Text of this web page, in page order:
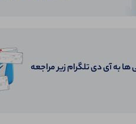
به آی دی تلگرام زیر مراجعه